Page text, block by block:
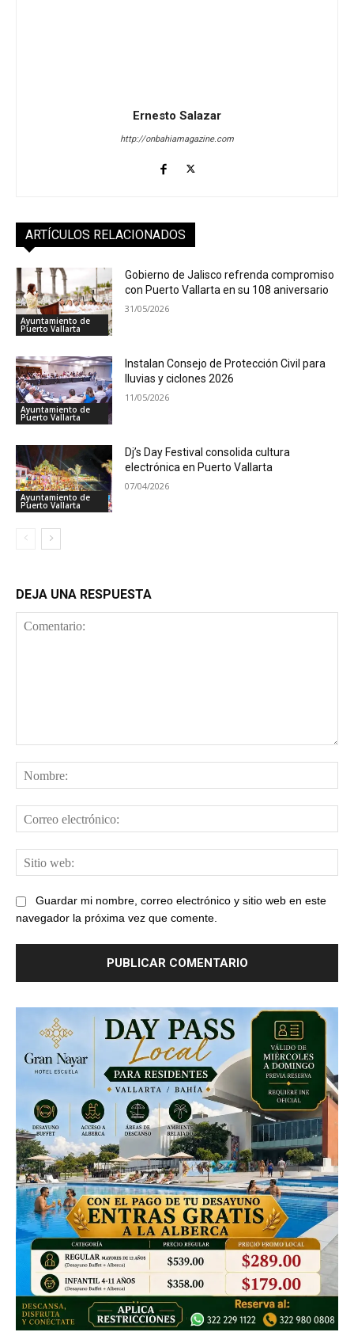
Ernesto Salazar
http://onbahiamagazine.com
ARTÍCULOS RELACIONADOS
Ayuntamiento de
Puerto Vallarta
Gobierno de Jalisco refrenda compromiso
con Puerto Vallarta en su 108 aniversario
31/05/2026
Ayuntamiento de
Puerto Vallarta
Instalan Consejo de Protección Civil para
lluvias y ciclones 2026
11/05/2026
Ayuntamiento de
Puerto Vallarta
Dj’s Day Festival consolida cultura
electrónica en Puerto Vallarta
07/04/2026
DEJA UNA RESPUESTA
Guardar mi nombre, correo electrónico y sitio web en este
navegador la próxima vez que comente.